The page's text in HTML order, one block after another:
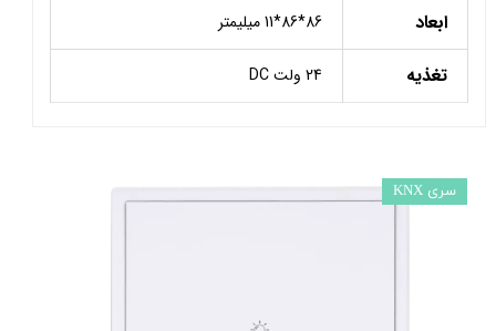
ابعاد 86*86*11 میلیمتر
تغذیه 24 ولت DC
سری KNX